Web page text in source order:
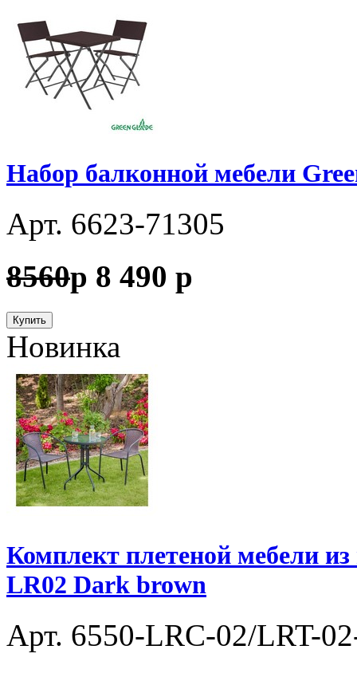
Набор балконной мебели
Арт. 6623-71305
8560p 8 490 p
Купить
Новинка
Комплект плетеной мебели
LR02 Dark brown
Арт. 6550-LRC-02/LRT-